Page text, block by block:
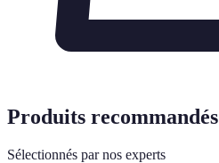
Produits recommandés
Sélectionnés par nos experts